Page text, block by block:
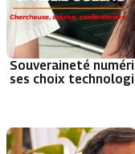
Souveraineté
ses choix